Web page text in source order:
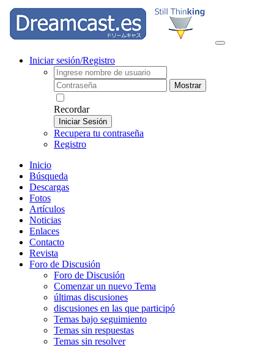
Iniciar sesión/Registro
Mostrar
Recordar
Iniciar Sesión
Recupera tu contraseña
Registro
Inicio
Búsqueda
Descargas
Fotos
Artículos
Noticias
Enlaces
Contacto
Revista
Foro de Discusión
Foro de Discusión
Comenzar un nuevo Tema
últimas discusiones
discusiones en las que participó
Temas bajo seguimiento
Temas sin respuestas
Temas sin resolver